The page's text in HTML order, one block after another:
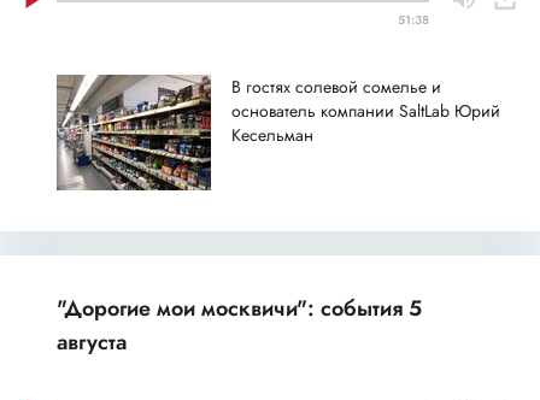
51:38
В гостях солевой сомелье и
основатель компании SaltLab Юрий
Кесельман
"Дорогие мои москвичи": события 5
августа